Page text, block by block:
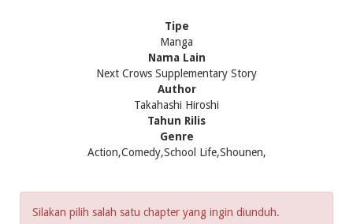
Tipe
Manga
Nama Lain
Next Crows Supplementary Story
Author
Takahashi Hiroshi
Tahun Rilis
Genre
Action,Comedy,School Life,Shounen,
Silakan pilih salah satu chapter yang ingin diunduh.